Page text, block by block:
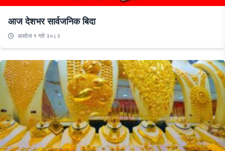
आज देशभर सार्वजनिक बिदा
असाेज १ गते २०८२